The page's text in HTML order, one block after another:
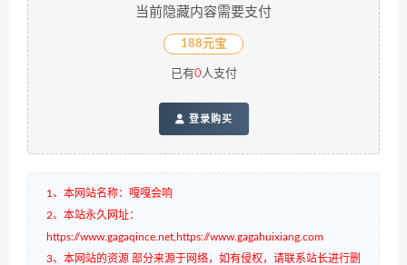
当前隐藏内容需要支付
188元宝
已有0人支付
登录购买
1、本网站名称：嘎嘎会响
2、本站永久网址：
https://www.gagaqince.net,https://www.gagahuixiang.com
3、本网站的资源 部分来源于网络，如有侵权，请联系站长进行删